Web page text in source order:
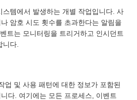
스템에서 발생하는 개별 작업입니다. 사
암호 시도 횟수를 초과한다는 알림을
트는 모니터링을 트리거하고 인시던트
다.
업 및 사용 패턴에 대한 정보가 포함된
다. 여기에는 모든 프로세스, 이벤트